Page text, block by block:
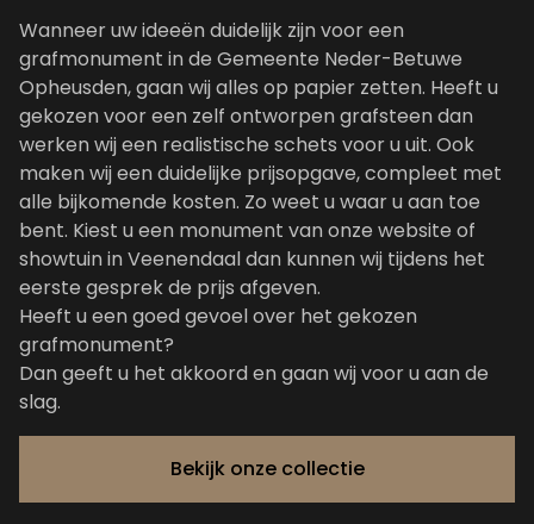
Wanneer uw ideeën duidelijk zijn voor een
grafmonument in de Gemeente Neder-Betuwe
Opheusden, gaan wij alles op papier zetten. Heeft u
gekozen voor een zelf ontworpen grafsteen dan
werken wij een realistische schets voor u uit. Ook
maken wij een duidelijke prijsopgave, compleet met
alle bijkomende kosten. Zo weet u waar u aan toe
bent. Kiest u een monument van onze website of
showtuin in Veenendaal dan kunnen wij tijdens het
eerste gesprek de prijs afgeven.
Heeft u een goed gevoel over het gekozen
grafmonument?
Dan geeft u het akkoord en gaan wij voor u aan de
slag.
Bekijk onze collectie